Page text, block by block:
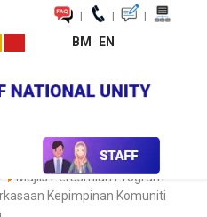
| | |
BM EN
Photo 2021
Koleksi
Majlis Perasmian Program
Kepimpinan Komuniti